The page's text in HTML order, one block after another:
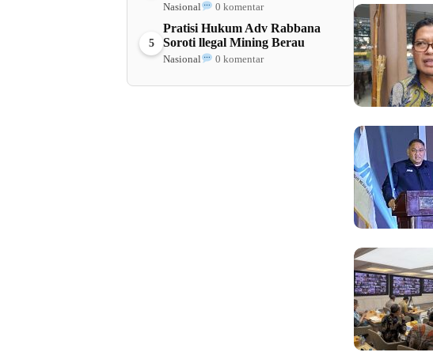
Nasional 0 komentar
5
Pratisi Hukum Adv Rabbana
Soroti llegal Mining Berau
Nasional 0 komentar